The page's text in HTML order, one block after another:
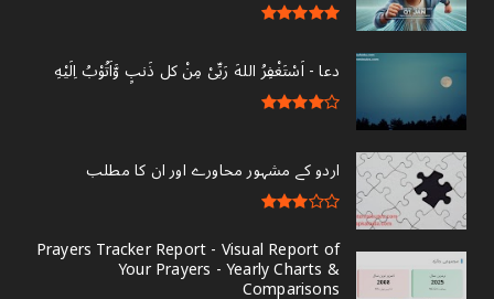
دعا - ‎اَسْتَغْفِرُ اللهَ رَبِّىْ مِنْ کل ذَنبٍ وَّاَتُوْبُ اِلَيْهِ
اردو کے مشہور محاورے اور ان کا مطلب
Prayers Tracker Report - Visual Report of
Your Prayers - Yearly Charts &
Comparisons